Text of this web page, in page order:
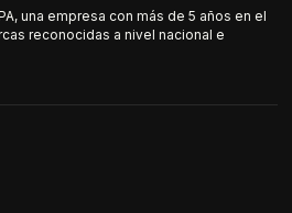
una empresa con más de 5 años en el
reconocidas a nivel nacional e